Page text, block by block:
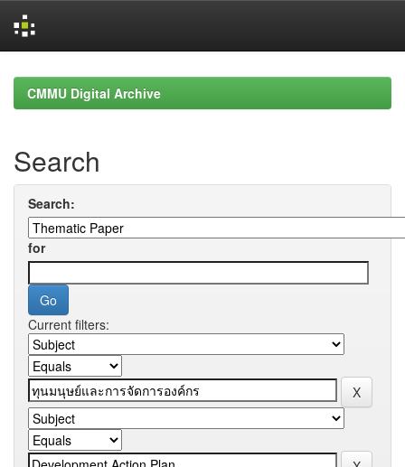
navigationCMMU Digital Archive
Search
Search:
for
Current filters: